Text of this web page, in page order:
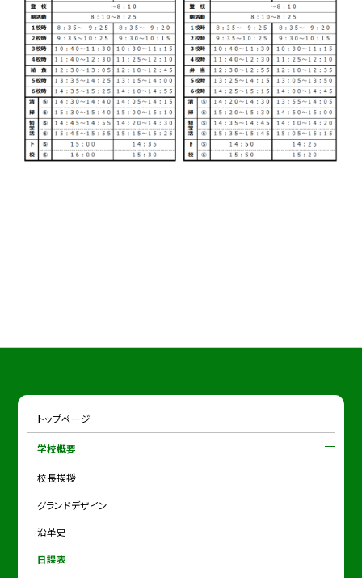
トップページ
学校概要
校長挨拶
グランドデザイン
沿革史
日課表